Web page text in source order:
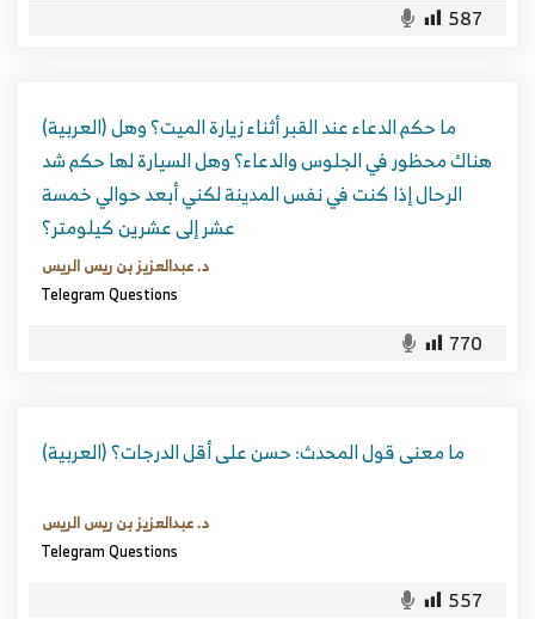
587
(العربية) ما حكم الدعاء عند القبر أثناء زيارة الميت؟ وهل
هناك محظور في الجلوس والدعاء؟ وهل السيارة لها حكم شد
الرحال إذا كنت في نفس المدينة لكني أبعد حوالي خمسة
عشر إلى عشرين كيلومتر؟
د. عبدالعزيز بن ريس الريس
Telegram Questions
770
(العربية) ما معنى قول المحدث: حسن على أقل الدرجات؟
د. عبدالعزيز بن ريس الريس
Telegram Questions
557